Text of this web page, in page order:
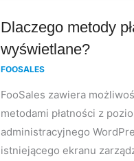
Dlaczego metody
wyświetlane?
FOOSALES
FooSales zawiera
metodami płatności z
administracyjnego
istniejącego ekranu
Dlaczego
metody
płatności
są
wyświetlane?